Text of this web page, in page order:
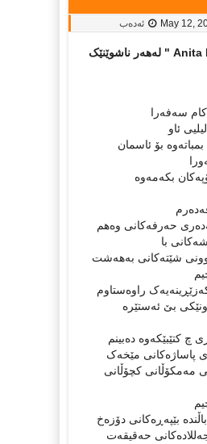
May 12, ئەدەب
بۆ "Anita Espander " لەهەر ناشوێنێک
سەفەرا
ئاو
بۆ ئاسمان
بکەمەوە
حەرفەکانى وەهم
با
شێتەکانى بەهەشت
راوەستاوم
بێ ئەستێرە
چ کتێبێکەوە دەبینم
پاساژەکانى مێخەک
مەمکۆڵانى کچۆڵانى
بێپەڕەکانى دۆزەخ
حەقیقەت